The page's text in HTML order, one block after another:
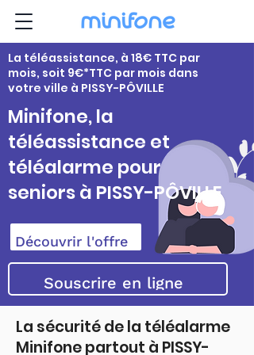
La téléassistance, à 18€ TTC par
mois, soit 9€*TTC par mois dans
votre ville à PISSY-PÔVILLE
Minifone, la
téléassistance et
téléalarme pour
seniors à PISSY-PÔVILLE
Découvrir l'offre
Souscrire en ligne
La sécurité de la téléalarme
Minifone partout à PISSY-